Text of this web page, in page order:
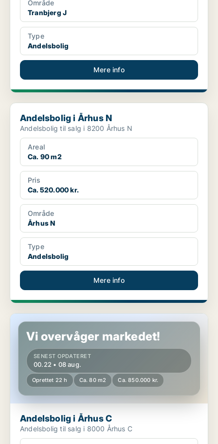
Område
Tranbjerg J
Type
Andelsbolig
Mere info
Andelsbolig i Århus N
Andelsbolig i Århus N
Andelsbolig til salg i 8200 Århus N
Areal
Ca. 90 m2
Pris
Ca. 520.000 kr.
Område
Århus N
Type
Andelsbolig
Mere info
Andelsbolig i Århus C
Vi overvåger markedet!
SENEST OPDATERET
00.22 • 08 aug.
Oprettet 22 h Ca. 80 m2 Ca. 850.000 kr.
Andelsbolig i Århus C
Andelsbolig til salg i 8000 Århus C